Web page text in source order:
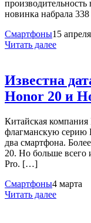
новинка набрала
Смартфоны15 апреля
Читать далее
Известна
Honor 20 и
Китайская
флагманскую серию
два смартфона.
20. Но больше всего
Pro. […]
Смартфоны4 марта
Читать далее